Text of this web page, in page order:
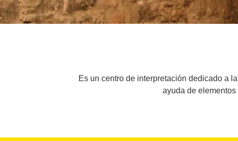
Es un centro de interpretación dedicado a
ayuda de